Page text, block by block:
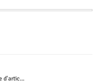
d'artic...